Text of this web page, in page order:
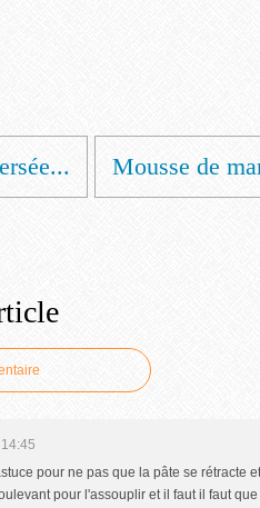
Mousse de
pour ne pas que la pâte se rétracte
pour l'assouplir et il faut il faut